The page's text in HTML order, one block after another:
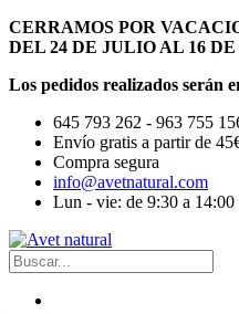
CERRAMOS POR
DEL 24 DE JULIO AL 16 DE
Los pedidos realizados serán
645 793 262 - 963 755
Envío gratis a partir de
Compra segura
info@avetnatural.com
Lun - vie: de 9:30 a 14:00